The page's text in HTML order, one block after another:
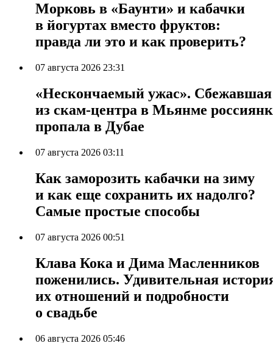
Морковь в «Баунти» и кабачки
в йогуртах вместо фруктов:
правда ли это и как проверить?
07 августа 2026 23:31
«Нескончаемый ужас». Сбежавшая
из скам-центра в Мьянме
пропала в Дубае
07 августа 2026 03:11
Как заморозить кабачки на зиму
и как еще сохранить их надолго?
Самые простые способы
07 августа 2026 00:51
Клава Кока и Дима Масленников
поженились. Удивительная
их отношений и подробности
о свадьбе
06 августа 2026 05:46